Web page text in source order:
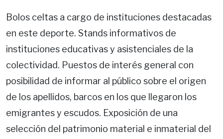
Bolos celtas a cargo de instituciones destacadas
en este deporte. Stands informativos de
instituciones educativas y asistenciales de la
colectividad. Puestos de interés general con
posibilidad de informar al público sobre el origen
de los apellidos, barcos en los que llegaron los
emigrantes y escudos. Exposición de una
selección del patrimonio material e inmaterial del